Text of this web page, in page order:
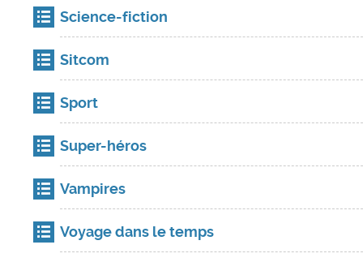
Science-fiction
Sitcom
Sport
Super-héros
Vampires
Voyage dans le temps